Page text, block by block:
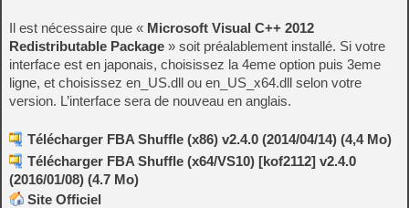
Il est nécessaire que « Microsoft Visual C++ 2012
Redistributable Package » soit préalablement installé. Si votre
interface est en japonais, choisissez la 4eme option puis 3eme
ligne, et choisissez en_US.dll ou en_US_x64.dll selon votre
version. L’interface sera de nouveau en anglais.
Télécharger FBA Shuffle (x86) v2.4.0 (2014/04/14) (4,4 Mo)
Télécharger FBA Shuffle (x64/VS10) [kof2112] v2.4.0
(2016/01/08) (4.7 Mo)
Site Officiel